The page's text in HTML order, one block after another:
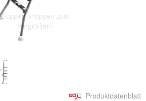
Doppelt antippen zum
vergrößern
Produktdatenblatt